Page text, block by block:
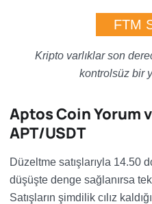
FTM
Kripto varlıklar son
kontrolsüz bir
Aptos Coin Yorum
APT/USDT
Düzeltme satışlarıyla 14.50
düşüşte denge sağlanırsa
Satışların şimdilik cılız